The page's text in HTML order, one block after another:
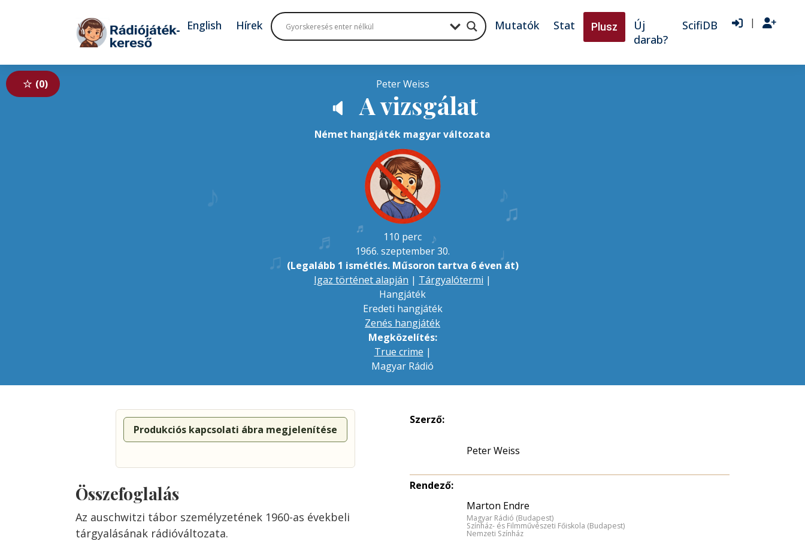
Tovább a tartalomhoz
English Hírek Mutatók Stat Plusz
Új
darab?
ScifiDB |
0
♬ ♪
Peter Weiss
🔈 A vizsgálat
Német hangjáték magyar változata
110 perc
1966. szeptember 30.
(Legalább 1 ismétlés. Műsoron tartva 6 éven át)
Igaz történet alapján | Tárgyalótermi |
Hangjáték
Eredeti hangjáték
Zenés hangjáték
Megközelítés:
True crime |
Magyar Rádió
Produkciós kapcsolati ábra megjelenítése
Összefoglalás
Az auschwitzi tábor személyzetének 1960-as évekbeli
tárgyalásának rádióváltozata.
Szerző:
Peter Weiss
Rendező:
Marton Endre
Magyar Rádió (Budapest)
Színház- és Filmművészeti Főiskola (Budapest)
Nemzeti Színház